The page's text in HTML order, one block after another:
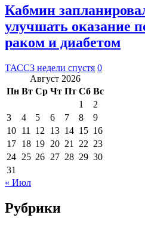
Кабмин
улучшать оказание
раком и диабетом
ТАСС3 недели спустя 0
Август 2026
Пн Вт Ср Чт Пт Сб Вс
1
2
3
4 5 6 7 8
9
10 11 12 13 14 15 16
17 18 19 20 21 22 23
24 25 26 27 28 29 30
31
« Июл
Рубрики